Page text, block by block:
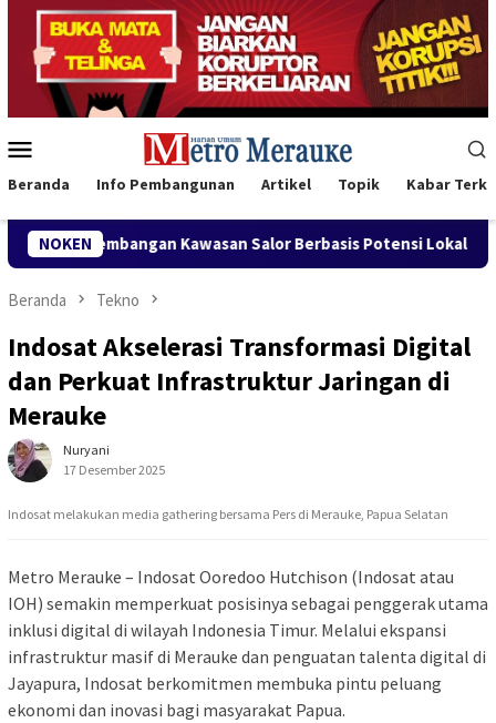
Loncat
konten
Mobile
Beranda Info Pembangunan Artikel Topik Kabar
NOKEN Kawasan Salor Berbasis Potensi Lokal Bank
Beranda Tekno
Indosat Akselerasi Transformasi Digital
dan Perkuat Infrastruktur Jaringan di
Merauke
Nuryani
17 Desember 2025
Indosat melakukan media gathering bersama Pers di Merauke, Papua Selatan
Metro Merauke – Indosat Ooredoo Hutchison (Indosat atau
IOH) semakin memperkuat posisinya sebagai penggerak utama
inklusi digital di wilayah Indonesia Timur. Melalui ekspansi
infrastruktur masif di Merauke dan penguatan talenta digital di
Jayapura, Indosat berkomitmen membuka pintu peluang
ekonomi dan inovasi bagi masyarakat Papua.